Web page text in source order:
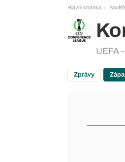
Hlavní stránka
UEFA
Zprávy